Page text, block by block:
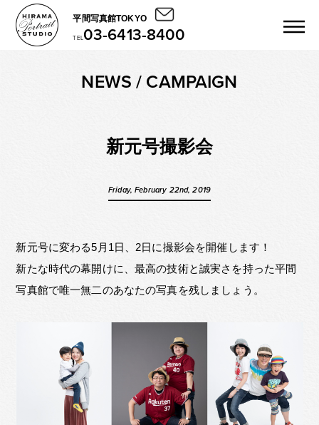
平間写真館TOKYO
TEL03-6413-8400
NEWS / CAMPAIGN
新元号撮影会
Friday, February 22nd, 2019
新元号に変わる5月1日、2日に撮影会を開催します！
新たな時代の幕開けに、最高の技術と誠実さを持った平間
写真館で唯一無二のあなたの写真を残しましょう。